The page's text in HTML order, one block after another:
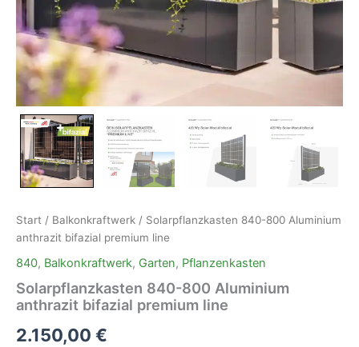
Start / Balkonkraftwerk / Solarpflanzkasten 840-800 Aluminium
anthrazit bifazial premium line
840, Balkonkraftwerk, Garten, Pflanzenkasten
Solarpflanzkasten 840-800 Aluminium
anthrazit bifazial premium line
2.150,00 €